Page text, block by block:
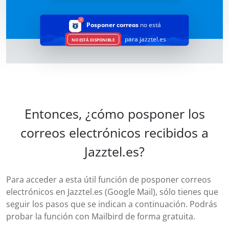
Posponer correos no está
NO ESTÁ DISPONIBLE para jazztel.es
Entonces, ¿cómo posponer los
correos electrónicos recibidos a
Jazztel.es?
Para acceder a esta útil función de posponer correos
electrónicos en Jazztel.es (Google Mail), sólo tienes que
seguir los pasos que se indican a continuación. Podrás
probar la función con Mailbird de forma gratuita.